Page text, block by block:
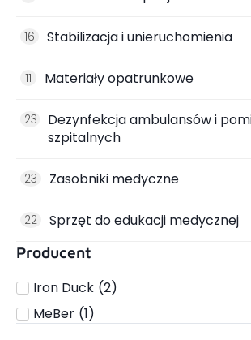
Stabilizacja i unieruchomienia
16
Materiały opatrunkowe
11
Dezynfekcja ambulansów i
szpitalnych
23
Zasobniki medyczne
23
Sprzęt do edukacji medycznej
22
Producent
Iron Duck (2)
MeBer (1)